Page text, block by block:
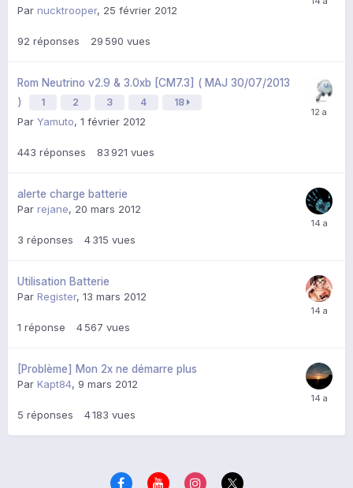
Par nucktrooper, 25 février 2012
92 réponses 29 590 vues
Rom Neutrino v2.9 & 3.0xb [CM7.3] ( MAJ 30/07/2013
)
1 2 3 4 18
Par Yamuto, 1 février 2012
443 réponses 83 921 vues
alerte charge batterie
Par rejane, 20 mars 2012
3 réponses 4 315 vues
Utilisation Batterie
Par Register, 13 mars 2012
1 réponse 4 567 vues
[Problème] Mon 2x ne démarre plus
Par Kapt84, 9 mars 2012
5 réponses 4 183 vues